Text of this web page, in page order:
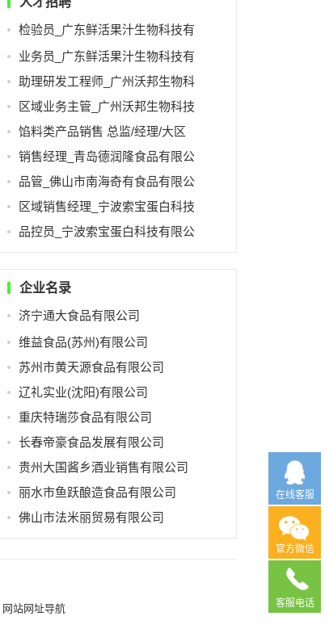
检验员_广东鲜活果汁生物科技有
业务员_广东鲜活果汁生物科技有
助理研发工程师_广州沃邦生物科
区域业务主管_广州沃邦生物科技
馅料类产品销售 总监/经理/大区
销售经理_青岛德润隆食品有限公
品管_佛山市南海奇有食品有限公
区域销售经理_宁波索宝蛋白科技
品控员_宁波索宝蛋白科技有限公
企业名录
济宁通大食品有限公司
维益食品(苏州)有限公司
苏州市黄天源食品有限公司
辽礼实业(沈阳)有限公司
重庆特瑞莎食品有限公司
长春帝豪食品发展有限公司
贵州大国酱乡酒业销售有限公司
丽水市鱼跃酿造食品有限公司
佛山市法米丽贸易有限公司
网站网址导航
在线客服
官方微信
客服电话